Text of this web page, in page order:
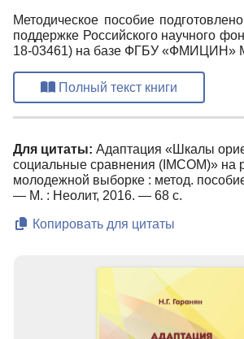
Методическое пособие
поддержке Российского научного
18-03461) на базе ФГБУ «ФМИЦИН»
Полный текст книги
Для цитаты: Адаптация «Шкалы
социальные сравнения (IМСОМ)» на
молодежной выборке : метод.
— М. : Неолит, 2016. — 68 с.
Копировать для цитаты